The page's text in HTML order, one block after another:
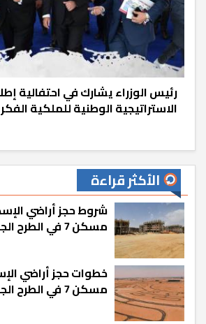
رئيس الوزراء يشارك في احتفالية
الاستراتيجية الوطنية للملكية
الأكثر قراءة
شروط حجز أراضي
مسكن 7 في الطرح الجديد
خطوات حجز أراضي
مسكن 7 في الطرح الجديد